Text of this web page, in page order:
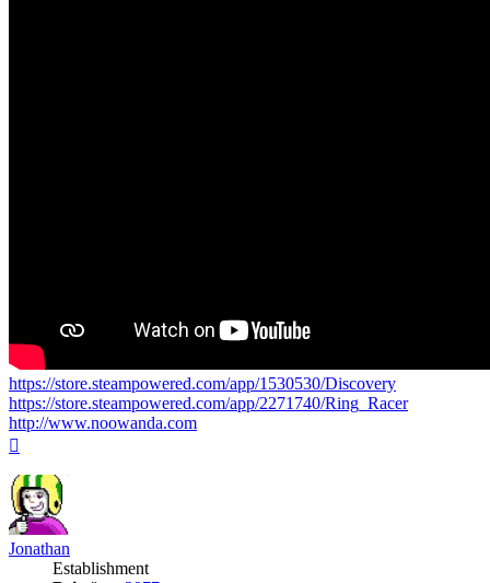
https://store.steampowered.com/app/1530530/Discovery
https://store.steampowered.com/app/2271740/Ring_Racer
http://www.noowanda.com
Jonathan
Establishment